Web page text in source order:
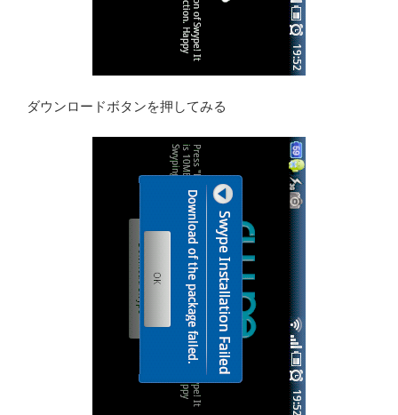
ダウンロードボタンを押してみる